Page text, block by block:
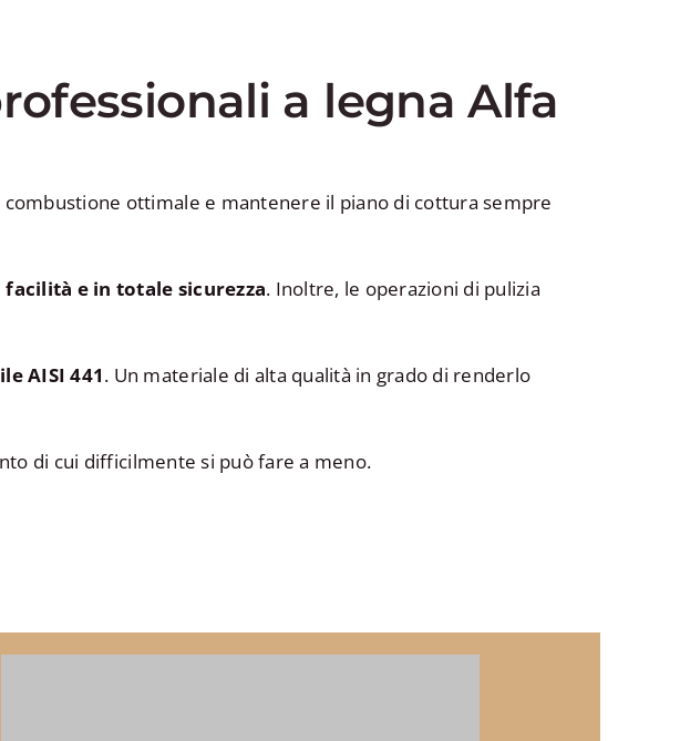
a legna Alfa
ottimale e mantenere il piano di cottura sempre
e in totale sicurezza. Inoltre, le operazioni di pulizia
AISI 441. Un materiale di alta qualità in grado di renderlo
di cui difficilmente si può fare a meno.